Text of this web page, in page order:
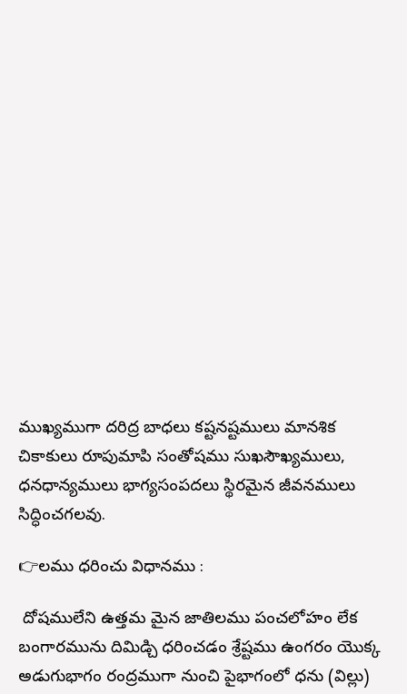
ముఖ్యముగా దరిద్ర బాధలు కష్టనష్టములు మానశిక
చికాకులు రూపుమాపి సంతోషము సుఖసౌఖ్యములు,
ధనధాన్యములు భాగ్యసంపదలు స్థిరమైన జీవనములు
సిద్ధించగలవు.
👉నీలము ధరించు విధానము :
దోషములేని ఉత్తమ మైన జాతినీలము పంచలోహం లేక
బంగారమును దిమిడ్చి ధరించడం శ్రేష్టము ఉంగరం యొక్క
అడుగుభాగం రంద్రముగా నుంచి పైభాగంలో ధను (విల్లు)